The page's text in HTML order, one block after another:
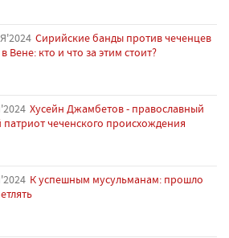
Сирийские банды против чеченцев
Вене: кто и что за этим стоит?
Хусейн Джамбетов - православный
патриот чеченского происхождения
К успешным мусульманам: прошло